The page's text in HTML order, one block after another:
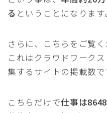
る ということになります。
さらに、こちらをご覧く
これはクラウドワーク
集するサイトの掲載数で
こちらだけで仕事は